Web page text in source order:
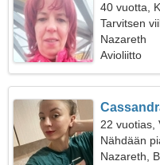
40 vuotta,
Tarvitsen
yhdessä
Nazareth
Avioliitto
22 vuotias,
Nähdään
Nazareth,